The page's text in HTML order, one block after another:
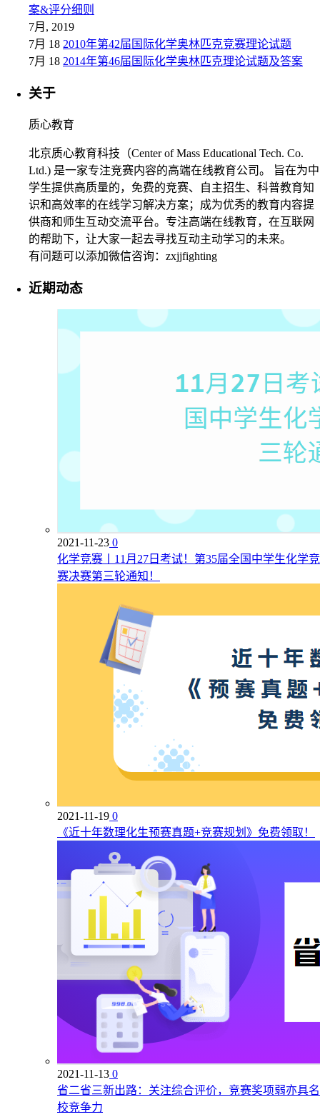
案&评分细则
7月, 2019
7月 18 2010年第42届国际化学奥林匹克竞赛理论试题
7月 18 2014年第46届国际化学奥林匹克理论试题及答案
关于
质心教育
北京质心教育科技（Center of Mass Educational Tech. Co.
Ltd.) 是一家专注竞赛内容的高端在线教育公司。 旨在为中
学生提供高质量的，免费的竞赛、自主招生、科普教育知
识和高效率的在线学习解决方案；成为优秀的教育内容提
供商和师生互动交流平台。专注高端在线教育，在互联网
的帮助下，让大家一起去寻找互动主动学习的未来。
有问题可以添加微信咨询：zxjjfighting
近期动态
2021-11-23 0
化学竞赛丨11月27日考试！第35届全国中学生化学竞
赛决赛第三轮通知！
2021-11-19 0
《近十年数理化生预赛真题+竞赛规划》免费领取！
2021-11-13 0
省二省三新出路：关注综合评价，竞赛奖项弱亦具名
校竞争力